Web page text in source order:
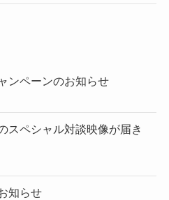
ンペーンのお知らせ
スペシャル対談映像が届き
知らせ